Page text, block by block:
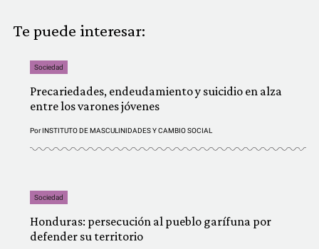
Te puede interesar:
Sociedad
Precariedades, endeudamiento y suicidio en alza
entre los varones jóvenes
PorINSTITUTO DE MASCULINIDADES Y CAMBIO SOCIAL
Sociedad
Honduras: persecución al pueblo garífuna por
defender su territorio